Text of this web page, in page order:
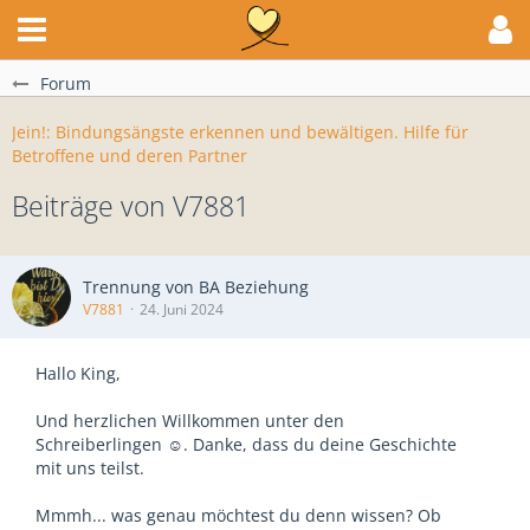
Forum
Jein!: Bindungsängste erkennen und bewältigen. Hilfe für
Betroffene und deren Partner
Beiträge von V7881
Trennung von BA Beziehung
V7881 24. Juni 2024
Hallo King,
Und herzlichen Willkommen unter den
Schreiberlingen ☺️. Danke, dass du deine Geschichte
mit uns teilst.
Mmmh... was genau möchtest du denn wissen? Ob